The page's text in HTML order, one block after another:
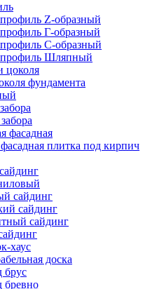
Z-образный
Г-образный
С-образный
Шляпный
цоколя
фундамента
фасадная
плитка под кирпич
сайдинг
сайдинг
сайдинг
хаус
доска
брус
бревно